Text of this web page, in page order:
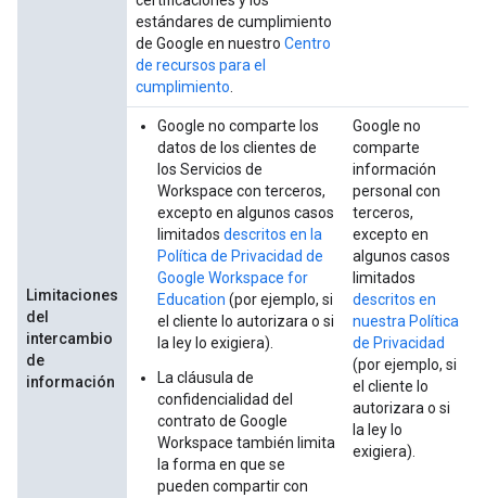
estándares de cumplimiento
de Google en nuestro Centro
de recursos para el
cumplimiento
Limitaciones
del
intercambio
de
información
Google no comparte los
datos de los clientes de
los Servicios de
Workspace con terceros,
excepto en algunos casos
limitados descritos en la
Política de Privacidad de
Google Workspace for
Education (por ejemplo, si
el cliente lo autorizara o si
la ley lo exigiera).
La cláusula de
confidencialidad del
contrato de Google
Workspace también limita
la forma en que se
pueden compartir con
Google no
comparte
información
personal con
terceros,
excepto en
algunos casos
limitados
descritos en
nuestra Política
de Privacidad
(por ejemplo, si
el cliente lo
autorizara o si
la ley lo
exigiera).